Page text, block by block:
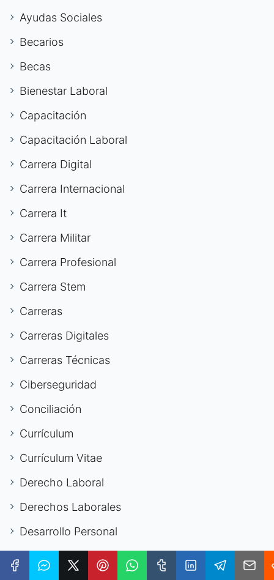
Ayudas Sociales
Becarios
Becas
Bienestar Laboral
Capacitación
Capacitación Laboral
Carrera Digital
Carrera Internacional
Carrera It
Carrera Militar
Carrera Profesional
Carrera Stem
Carreras
Carreras Digitales
Carreras Técnicas
Ciberseguridad
Conciliación
Currículum
Currículum Vitae
Derecho Laboral
Derechos Laborales
Desarrollo Personal